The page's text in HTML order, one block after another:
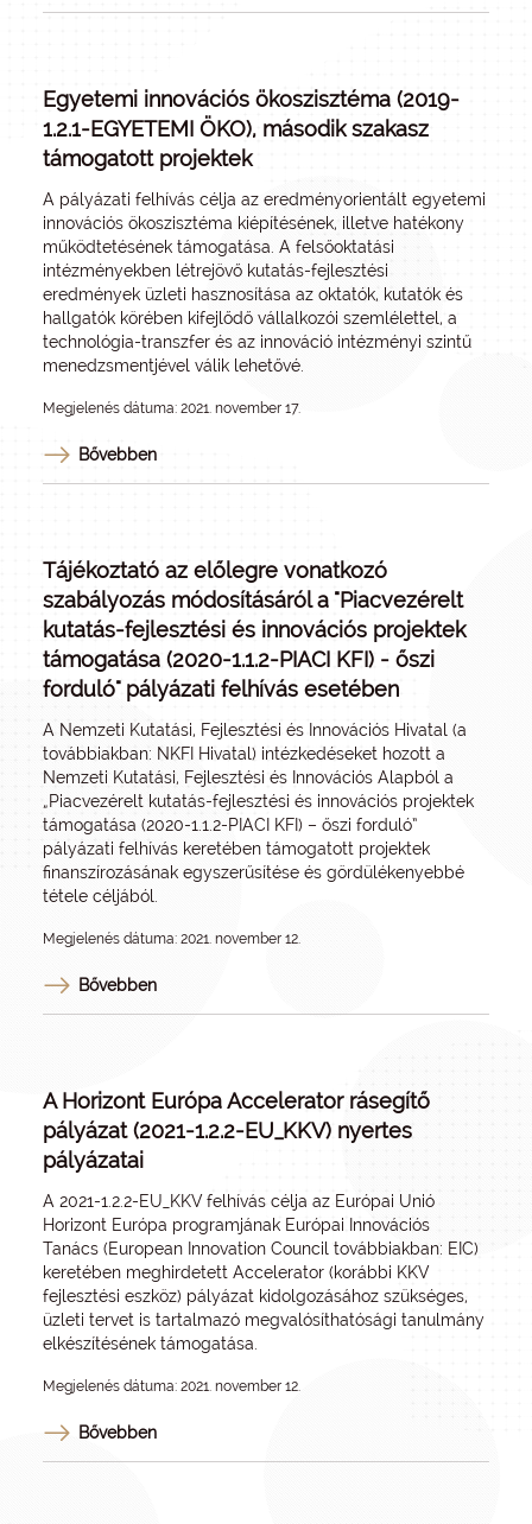
Egyetemi innovációs ökoszisztéma (2019-
1.2.1-EGYETEMI ÖKO), második szakasz
támogatott projektek
A pályázati felhívás célja az eredményorientált egyetemi
innovációs ökoszisztéma kiépítésének, illetve hatékony
működtetésének támogatása. A felsőoktatási
intézményekben létrejövő kutatás-fejlesztési
eredmények üzleti hasznosítása az oktatók, kutatók és
hallgatók körében kifejlődő vállalkozói szemlélettel, a
technológia-transzfer és az innováció intézményi szintű
menedzsmentjével válik lehetővé.
Megjelenés dátuma: 2021. november 17.
Bővebben
Tájékoztató az előlegre vonatkozó
szabályozás módosításáról a "Piacvezérelt
kutatás-fejlesztési és innovációs projektek
támogatása (2020-1.1.2-PIACI KFI) - őszi
forduló" pályázati felhívás esetében
A Nemzeti Kutatási, Fejlesztési és Innovációs Hivatal (a
továbbiakban: NKFI Hivatal) intézkedéseket hozott a
Nemzeti Kutatási, Fejlesztési és Innovációs Alapból a
„Piacvezérelt kutatás-fejlesztési és innovációs projektek
támogatása (2020-1.1.2-PIACI KFI) – őszi forduló”
pályázati felhívás keretében támogatott projektek
finanszírozásának egyszerűsítése és gördülékenyebbé
tétele céljából.
Megjelenés dátuma: 2021. november 12.
Bővebben
A Horizont Európa Accelerator rásegítő
pályázat (2021-1.2.2-EU_KKV) nyertes
pályázatai
A 2021-1.2.2-EU_KKV felhívás célja az Európai Unió
Horizont Európa programjának Európai Innovációs
Tanács (European Innovation Council továbbiakban: EIC)
keretében meghirdetett Accelerator (korábbi KKV
fejlesztési eszköz) pályázat kidolgozásához szükséges,
üzleti tervet is tartalmazó megvalósíthatósági tanulmány
elkészítésének támogatása.
Megjelenés dátuma: 2021. november 12.
Bővebben